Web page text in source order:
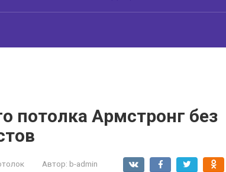
потолка Армстронг без
Автор: b-admin